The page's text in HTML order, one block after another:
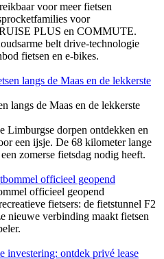
voor meer fietsen
voor
PLUS en COMMUTE.
belt drive-technologie
fietsen en e-bikes.
langs de Maas en de lekkerste
Limburgse dorpen ontdekken en
een ijsje. De 68 kilometer lange
zomerse fietsdag nodig heeft.
officieel geopend
fietsers: de fietstunnel F2
nieuwe verbinding maakt fietsen